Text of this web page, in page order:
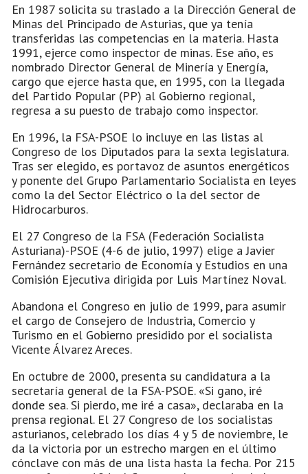
En 1987 solicita su traslado a la Dirección General de
Minas del Principado de Asturias, que ya tenía
transferidas las competencias en la materia. Hasta
1991, ejerce como inspector de minas. Ese año, es
nombrado Director General de Minería y Energía,
cargo que ejerce hasta que, en 1995, con la llegada
del Partido Popular (PP) al Gobierno regional,
regresa a su puesto de trabajo como inspector.
En 1996, la FSA-PSOE lo incluye en las listas al
Congreso de los Diputados para la sexta legislatura.
Tras ser elegido, es portavoz de asuntos energéticos
y ponente del Grupo Parlamentario Socialista en leyes
como la del Sector Eléctrico o la del sector de
Hidrocarburos.
El 27 Congreso de la FSA (Federación Socialista
Asturiana)-PSOE (4-6 de julio, 1997) elige a Javier
Fernández secretario de Economía y Estudios en una
Comisión Ejecutiva dirigida por Luis Martínez Noval.
Abandona el Congreso en julio de 1999, para asumir
el cargo de Consejero de Industria, Comercio y
Turismo en el Gobierno presidido por el socialista
Vicente Álvarez Areces.
En octubre de 2000, presenta su candidatura a la
secretaría general de la FSA-PSOE. «Si gano, iré
donde sea. Si pierdo, me iré a casa», declaraba en la
prensa regional. El 27 Congreso de los socialistas
asturianos, celebrado los días 4 y 5 de noviembre, le
da la victoria por un estrecho margen en el último
cónclave con más de una lista hasta la fecha. Por 215